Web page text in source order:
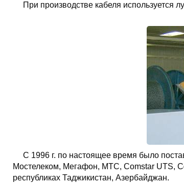
При производстве кабеля
С 1996 г. по настоящее время было
Мостелеком, Мегафон, МТС, Comstar UTS,
республиках Таджикистан, Азербайджан.